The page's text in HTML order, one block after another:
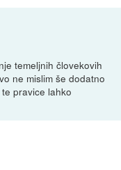
temeljnih človekovih
ne mislim še dodatno
pravice lahko